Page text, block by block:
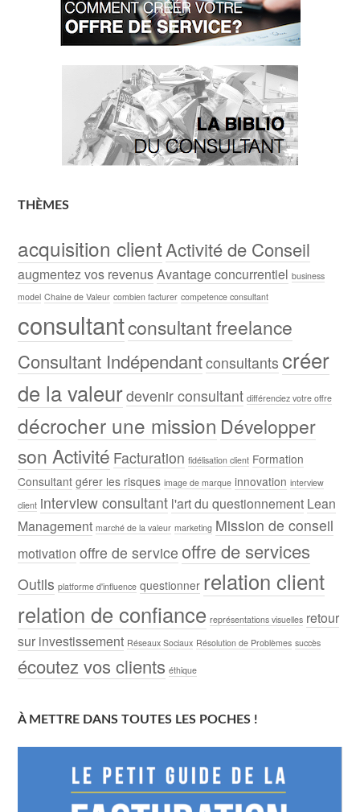
THÈMES
acquisition clientActivité de Conseil
augmentez vos revenusAvantage concurrentiel business
model Chaine de Valeur combien facturer competence consultant
consultantconsultant freelance
Consultant Indépendantconsultants créer
de la valeurdevenir consultant différenciez votre offre
décrocher une mission Développer
son Activité Facturation fidélisation client Formation
Consultant gérer les risques image de marque innovation interview
client interview consultant l'art du questionnement Lean
Management marché de la valeur marketing Mission de conseil
motivation offre de service offre de services
Outils platforme d'influence questionner relation client
relation de confiance représentations visuelles retour
sur investissement Réseaux Sociaux Résolution de Problèmes succès
écoutez vos clients éthique
À METTRE DANS TOUTES LES POCHES !